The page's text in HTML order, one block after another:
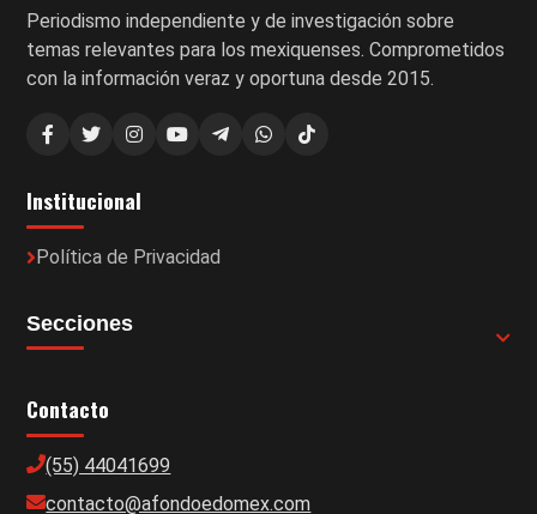
Periodismo independiente y de investigación sobre
temas relevantes para los mexiquenses. Comprometidos
con la información veraz y oportuna desde 2015.
Institucional
Política de Privacidad
Secciones
Contacto
(55) 44041699
contacto@afondoedomex.com